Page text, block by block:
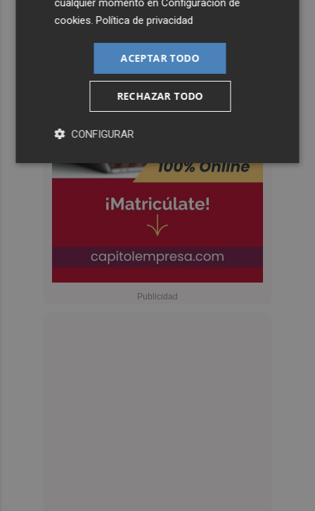
cookies .Política de privacidad
ACEPTAR TODO
RECHAZAR TODO
CONFIGURAR